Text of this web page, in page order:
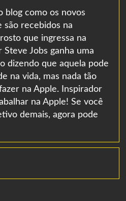
blog como os novos
são recebidos na
que ingressa na
Jobs ganha uma
dizendo que aquela pode
na vida, mas nada tão
na Apple. Inspirador
na Apple! Se você
demais, agora pode